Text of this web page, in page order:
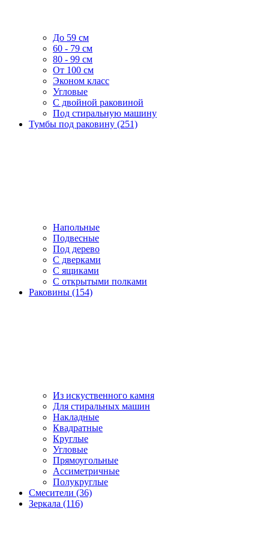
До 59 см
60 - 79 см
80 - 99 см
От 100 см
Эконом класс
Угловые
С двойной раковиной
Под стиральную машину
Тумбы под раковину (251)
Напольные
Подвесные
Под дерево
С дверками
С ящиками
С открытыми полками
Раковины (154)
Из искуственного камня
Для стиральных машин
Накладные
Квадратные
Круглые
Угловые
Прямоугольные
Ассиметричные
Полукруглые
Смесители (36)
Зеркала (116)